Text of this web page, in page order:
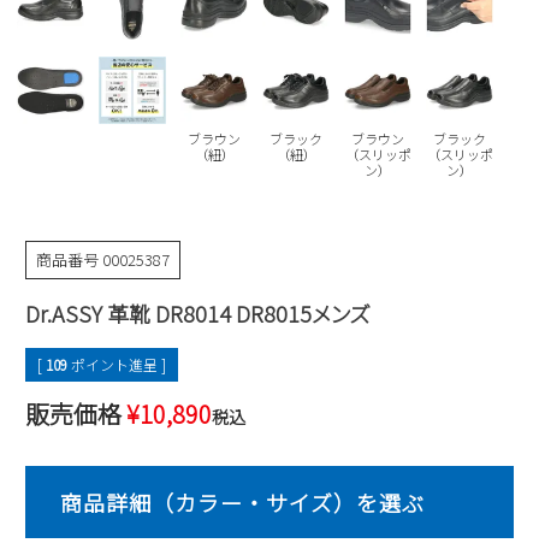
new balance
Parade
SKECHERS
GAP
new balance
asics
瞬足
トートバッグ
ショルダーバッグ
会員サービス
お問い合わせ
メルマガ購買
営業日カレンダー
休業日 お問い合わせ窓口休業日
2026 年8月
日 月 火
2
3 4 5 6 7
8
9
10 11 12 13 14
16
17 18 19 20 21
22
ブラウン
（紐）
ブラック
（紐）
ブラウン
（スリッポ
ン）
ブラック
（スリッポ
ン）
商品番号 00025387
Dr.ASSY 革靴 DR8014 DR8015メンズ
[ 109ポイント進呈 ]
販売価格¥10,890税込